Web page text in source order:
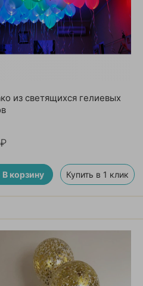
из светящихся гелиевых
₽
В корзину Купить в 1 клик